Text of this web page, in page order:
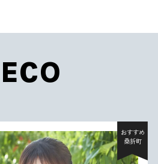
おすすめ
桑折町